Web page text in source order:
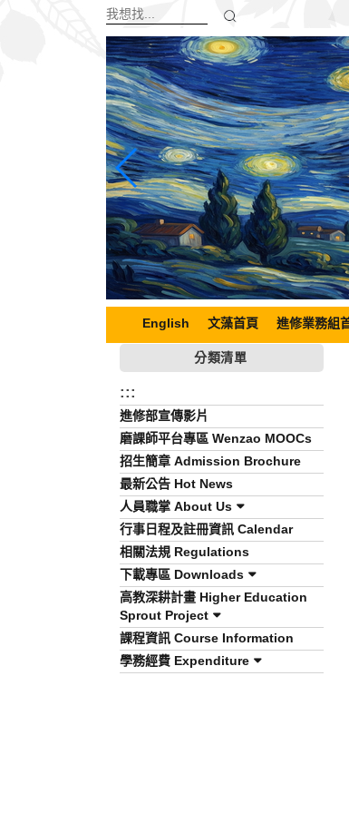
English 文藻首頁 進修業務組
分類清單
:::
進修部宣傳影片
磨課師平台專區 Wenzao MOOCs
招生簡章 Admission Brochure
最新公告 Hot News
人員職掌 About Us
行事日程及註冊資訊 Calendar
相關法規 Regulations
下載專區 Downloads
高教深耕計畫 Higher Education
Sprout Project
課程資訊 Course Information
學務經費 Expenditure